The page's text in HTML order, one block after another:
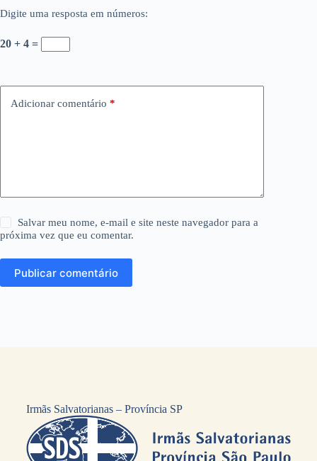
Digite uma resposta em números:
20 + 4 =
Adicionar comentário *
Salvar meu nome, e-mail e site neste navegador para a
próxima vez que eu comentar.
Publicar comentário
Irmãs Salvatorianas – Província SP